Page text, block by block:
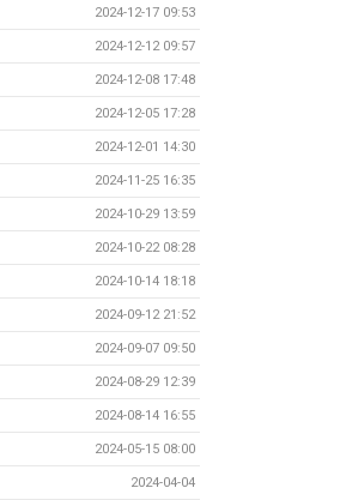
2024-12-17 09:53
2024-12-12 09:57
2024-12-08 17:48
2024-12-05 17:28
2024-12-01 14:30
2024-11-25 16:35
2024-10-29 13:59
2024-10-22 08:28
2024-10-14 18:18
2024-09-12 21:52
2024-09-07 09:50
2024-08-29 12:39
2024-08-14 16:55
2024-05-15 08:00
2024-04-04